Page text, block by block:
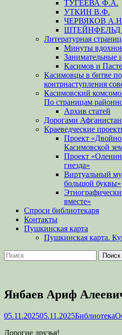
ТУГЕЕВА Ф.А.
УТКИН В.Ф.
ЧЕРВЯКОВ
ШТЕЙНФЕЛЬД
Литературная
Минуты
Занимательные
Касимов и
Касимовцы в битве
контрнаступления
Касимовский
По страницам
Архив статей
Дорогами
Краеведческие
Проект
Касимовской
Проект
гнезда»
Виртуальный
большой буквы»
вместе»
Спроси библиотекаря
Контакты
Пушкинская карта
Пушкинская карта.
Поиск
Найти:
Янбаев Ариф
Опубликовано
05.11.202505.11.2025Автор
Библиотека
Дорогие друзья!